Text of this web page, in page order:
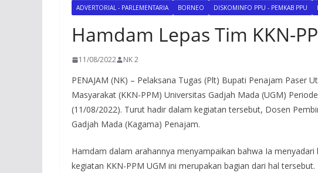
ADVERTORIAL - PARLEMENTARIA BORNEO DISKOMINFO PPU - PEMKAB PPU
Hamdam Lepas Tim KKN-
11/08/2022 NK 2
PENAJAM (NK) – Pelaksana Tugas (Plt) Bupati Penajam Paser
Masyarakat (KKN-PPM) Universitas Gadjah Mada (UGM)
(11/08/2022). Turut hadir dalam kegiatan tersebut, Dosen
Gadjah Mada (Kagama) Penajam.
Hamdam dalam arahannya menyampaikan bahwa Ia
kegiatan KKN-PPM UGM ini merupakan bagian dari hal tersebut.